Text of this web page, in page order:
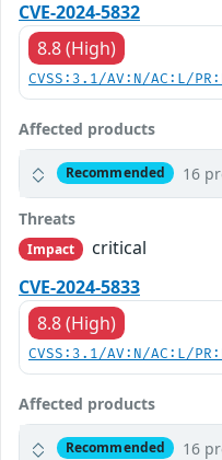
CVE-2024-5832
8.8 (High)
CVSS:3.1/AV:N/AC:L/
Affected products
Recommended 16
Threats
Impact
critical
CVE-2024-5833
8.8 (High)
CVSS:3.1/AV:N/AC:L/
Affected products
Recommended 16